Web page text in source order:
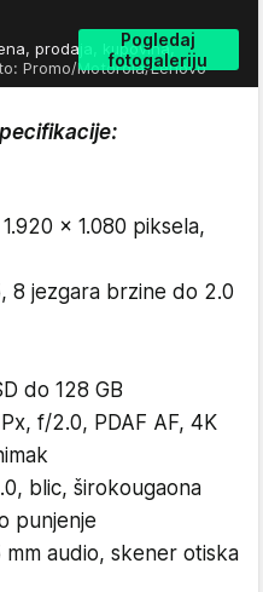
Pogledaj
fotogaleriju
prodaja, kupovina,
Promo/Motorola/Lenovo
x 1.080 piksela,
8 jezgara brzine do 2.0
do 128 GB
f/2.0, PDAF AF, 4K
blic, širokougaona
punjenje
mm audio, skener otiska